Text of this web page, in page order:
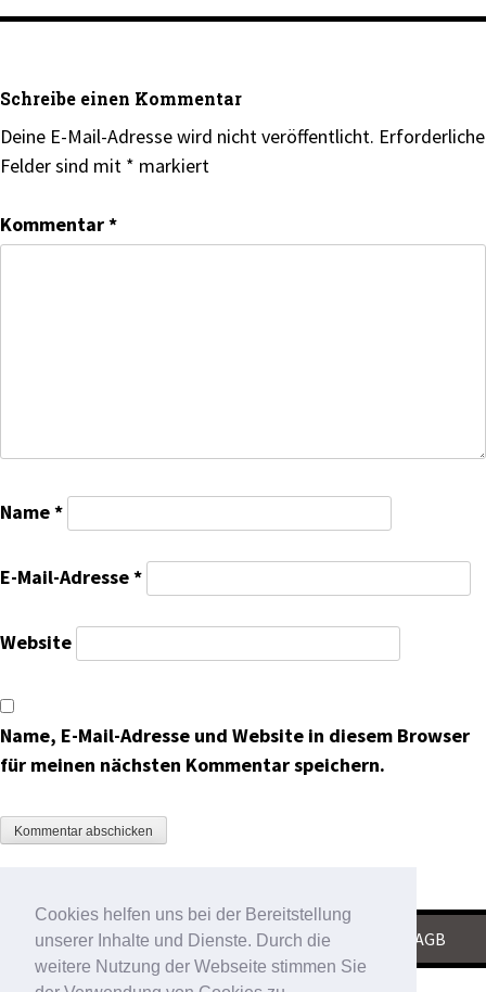
Cookies helfen uns bei der Bereitstellung
unserer Inhalte und Dienste. Durch die
weitere Nutzung der Webseite stimmen Sie
Schreibe einen Kommentar
Deine E-Mail-Adresse wird nicht veröffentlicht. Erforderliche
Felder sind mit * markiert
Kommentar*
Name*
E-Mail-Adresse*
Website
Name, E-Mail-Adresse und Website in diesem Browser
für meinen nächsten Kommentar speichern.
KONTAKT|IMPRESSUM|DATENSCHUTZ AGB